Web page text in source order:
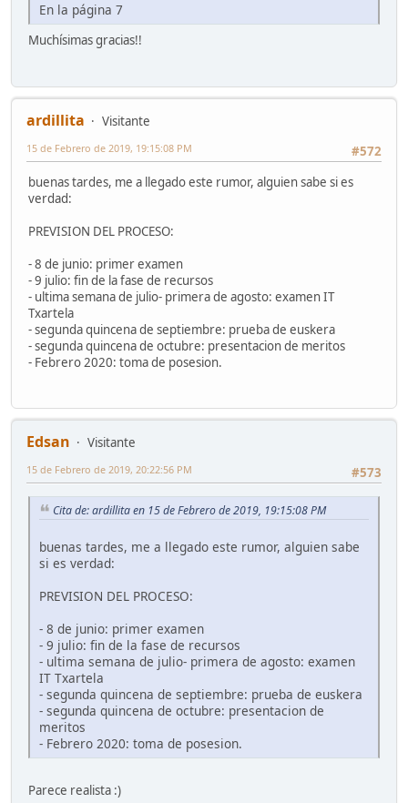
En la página 7
Muchísimas gracias!!
ardillita
Visitante
#572
15 de Febrero de 2019, 19:15:08 PM
buenas tardes, me a llegado este rumor, alguien sabe si es
verdad:
PREVISION DEL PROCESO:
- 8 de junio: primer examen
- 9 julio: fin de la fase de recursos
- ultima semana de julio- primera de agosto: examen IT
Txartela
- segunda quincena de septiembre: prueba de euskera
- segunda quincena de octubre: presentacion de meritos
- Febrero 2020: toma de posesion.
Edsan
Visitante
#573
15 de Febrero de 2019, 20:22:56 PM
Cita de: ardillita en 15 de Febrero de 2019, 19:15:08 PM
buenas tardes, me a llegado este rumor, alguien sabe
si es verdad:
PREVISION DEL PROCESO:
- 8 de junio: primer examen
- 9 julio: fin de la fase de recursos
- ultima semana de julio- primera de agosto: examen
IT Txartela
- segunda quincena de septiembre: prueba de euskera
- segunda quincena de octubre: presentacion de
meritos
- Febrero 2020: toma de posesion.
Parece realista :)